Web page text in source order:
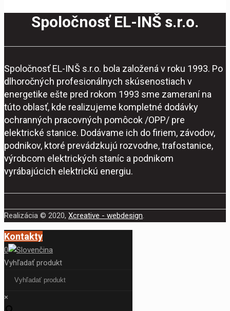
Spoločnosť EL-INŠ s.r.o.
Spoločnosť EL-INŠ s.r.o. bola založená v roku 1993. Po
dlhoročných profesionálnych skúsenostiach v
energetike ešte pred rokom 1993 sme zameraní na
túto oblasť, kde realizujeme kompletné dodávky
ochranných pracovných pomôcok /OPP/ pre
elektrické stanice. Dodávame ich do firiem, závodov,
podnikov, ktoré prevádzkujú rozvodne, trafostanice,
výrobcom elektrických staníc a podnikom
vyrábajúcich elektrickú energiu.
Realizácia © 2020, Xcreative - webdesign.
Kontakty
0
Vyhľadať produkt
×